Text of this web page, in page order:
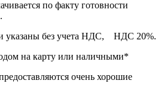
по факту готовности
указаны без учета НДС, НДС 20%.
на карту или наличными*
очень хорошие